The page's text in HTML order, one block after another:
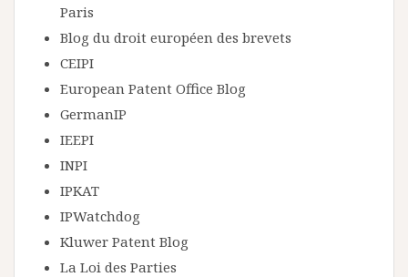
Paris
Blog du droit européen des brevets
CEIPI
European Patent Office Blog
GermanIP
IEEPI
INPI
IPKAT
IPWatchdog
Kluwer Patent Blog
La Loi des Parties